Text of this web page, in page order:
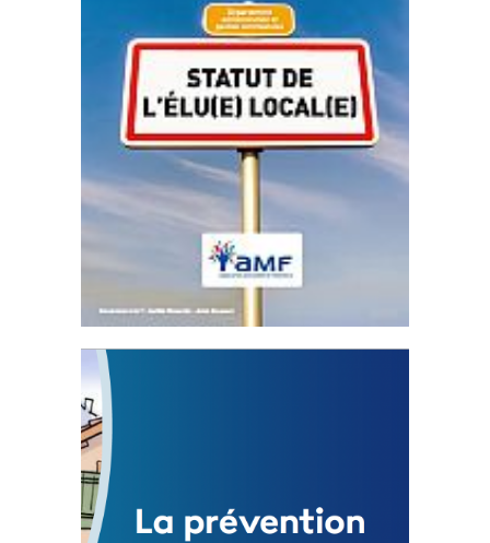
Statut de l’élu local
3 avril 2024
Mise à jour avril 2024
FEUILLETER